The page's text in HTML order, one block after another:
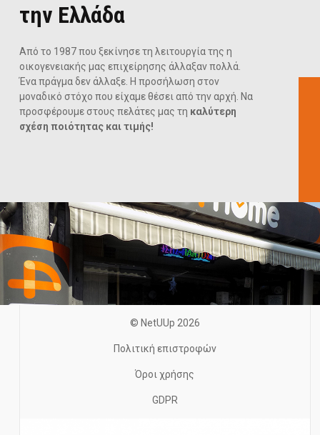
την Ελλάδα
Από το 1987 που ξεκίνησε τη λειτουργία της η
οικογενειακής μας επιχείρησης άλλαξαν πολλά.
Ένα πράγμα δεν άλλαξε. Η προσήλωση στον
μοναδικό στόχο που είχαμε θέσει από την αρχή. Να
προσφέρουμε στους πελάτες μας τη καλύτερη
σχέση ποιότητας και τιμής!
© NetUUp 2026
Πολιτική επιστροφών
Όροι χρήσης
GDPR